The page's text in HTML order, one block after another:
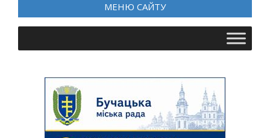
МЕНЮ САЙТУ